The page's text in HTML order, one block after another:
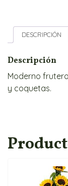
DESCRIPCIÓN
Descripción
Moderno
y coquetas.